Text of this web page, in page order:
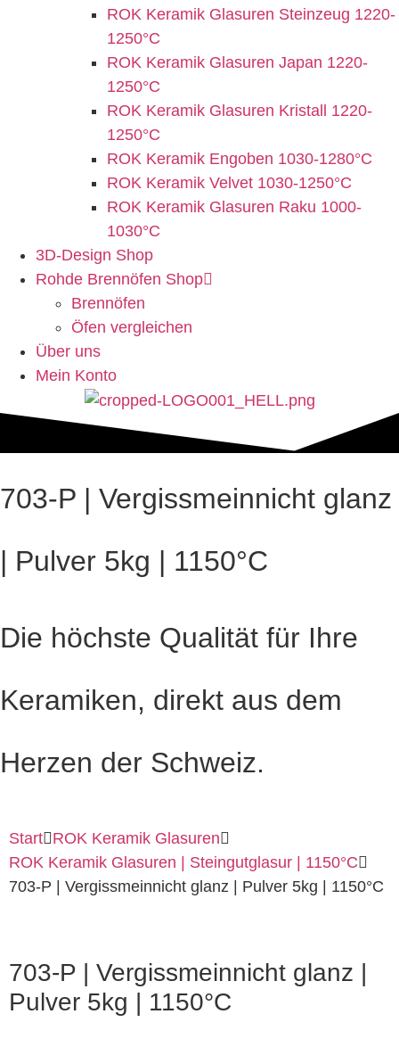
ROK Keramik Glasuren Steinzeug 1220-
1250°C
ROK Keramik Glasuren Japan 1220-
1250°C
ROK Keramik Glasuren Kristall 1220-
1250°C
ROK Keramik Engoben 1030-1280°C
ROK Keramik Velvet 1030-1250°C
ROK Keramik Glasuren Raku 1000-
1030°C
3D-Design Shop
Rohde Brennöfen Shop
Brennöfen
Öfen vergleichen
Über uns
Mein Konto
703-P | Vergissmeinnicht glanz
| Pulver 5kg | 1150°C
Die höchste Qualität für Ihre
Keramiken, direkt aus dem
Herzen der Schweiz.
Start ROK Keramik Glasuren
ROK Keramik Glasuren | Steingutglasur | 1150°C
703-P | Vergissmeinnicht glanz | Pulver 5kg | 1150°C
703-P | Vergissmeinnicht glanz |
Pulver 5kg | 1150°C